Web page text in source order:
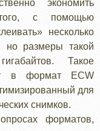
экономить
с помощью
несколько
но размеры такой
Такое
в формат ECW
для
снимков.
форматов,